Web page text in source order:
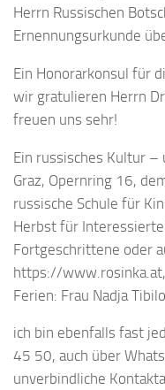
Herrn Russischen
Ernennungsurkunde
Ein Honorarkonsul für
wir gratulieren Herrn
freuen uns sehr!
Ein russisches Kultur –
Graz, Opernring 16,
russische Schule für
Herbst für
Fortgeschrittene oder
https://
Ferien: Frau Nadja
ich bin ebenfalls fast
45 50, auch über
unverbindliche